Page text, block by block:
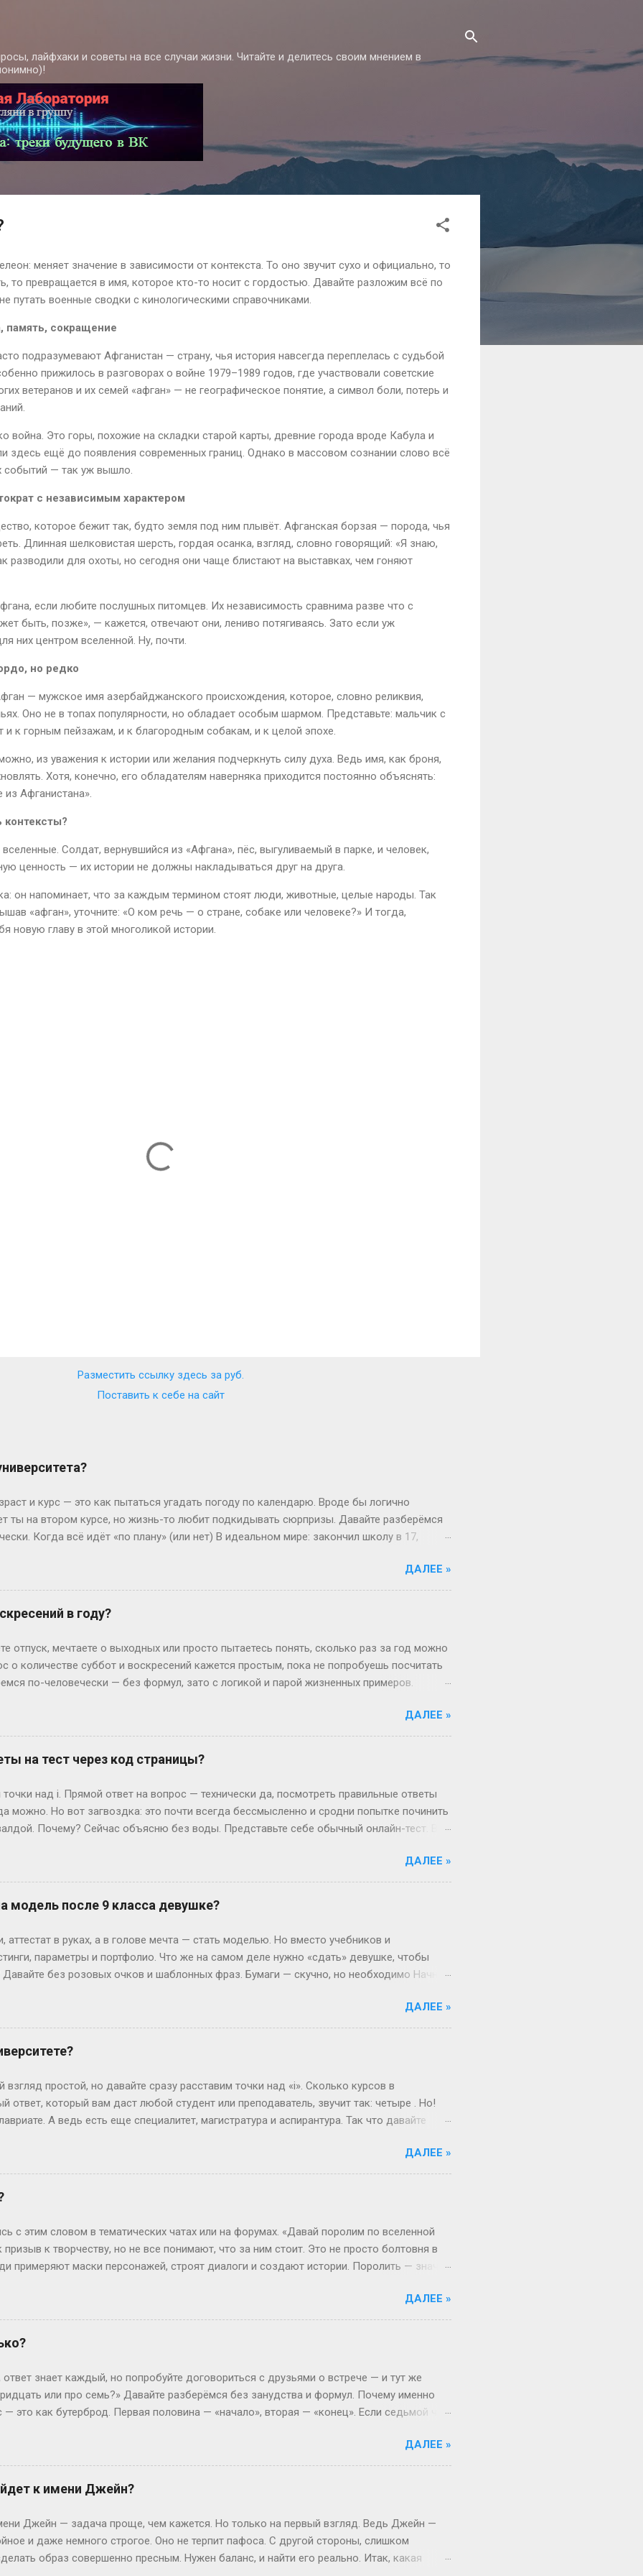
лайфхаки и советы на все случаи жизни. Читайте и делитесь своим мнением в
меняет значение в зависимости от контекста. То оно звучит сухо и официально, то
то превращается в имя, которое кто-то носит с гордостью. Давайте разложим всё по
путать военные сводки с кинологическими справочниками.
память, сокращение
подразумевают Афганистан — страну, чья история навсегда переплелась с судьбой
прижилось в разговорах о войне 1979–1989 годов, где участвовали советские
ветеранов и их семей «афган» — не географическое понятие, а символ боли, потерь и
война. Это горы, похожие на складки старой карты, древние города вроде Кабула и
здесь ещё до появления современных границ. Однако в массовом сознании слово всё
событий — так уж вышло.
с независимым характером
которое бежит так, будто земля под ним плывёт. Афганская борзая — порода, чья
Длинная шелковистая шерсть, гордая осанка, взгляд, словно говорящий: «Я знаю,
разводили для охоты, но сегодня они чаще блистают на выставках, чем гоняют
если любите послушных питомцев. Их независимость сравнима разве что с
быть, позже», — кажется, отвечают они, лениво потягиваясь. Зато если уж
них центром вселенной. Ну, почти.
но редко
— мужское имя азербайджанского происхождения, которое, словно реликвия,
Оно не в топах популярности, но обладает особым шармом. Представьте: мальчик с
и к горным пейзажам, и к благородным собакам, и к целой эпохе.
из уважения к истории или желания подчеркнуть силу духа. Ведь имя, как броня,
Хотя, конечно, его обладателям наверняка приходится постоянно объяснять:
Афганистана».
контексты?
Солдат, вернувшийся из «Афгана», пёс, выгуливаемый в парке, и человек,
ценность — их истории не должны накладываться друг на друга.
он напоминает, что за каждым термином стоят люди, животные, целые народы. Так
«афган», уточните: «О ком речь — о стране, собаке или человеке?» И тогда,
новую главу в этой многоликой истории.
Разместить ссылку здесь за руб.
Поставить к себе на сайт
и курс — это как пытаться угадать погоду по календарю. Вроде бы логично
ты на втором курсе, но жизнь-то любит подкидывать сюрпризы. Давайте разберёмся
Когда всё идёт «по плану» (или нет) В идеальном мире: закончил школу в 17,
отучился год, ушёл в армию, вернулся — и теперь он первокурсник в 19, а
Или Мария из Испании: взяла gap year, работала в хостеле на Бали, а теперь
пока её ровесники пишут курсовые. Кстати, в Германии вообще 13 классов в
обидно: тебе 19, а ты только получил школьный аттестат. Зато в Японии некоторые уже
Иван с первого к...
ДАЛЕЕ »
в году?
отпуск, мечтаете о выходных или просто пытаетесь понять, сколько раз за год можно
о количестве суббот и воскресений кажется простым, пока не попробуешь посчитать
по-человечески — без формул, зато с логикой и парой жизненных примеров.
воскресений выходит по 52 штуки. Но тут же мозг вопрошает: «А куда делся тот самый
он прицепляется к следующему году, сдвигая старт. Например, если 1 января —
год начнется со вторника. Вот и вся магия. А если год високосный? Тут уже веселее
52 недели и 2 дня «сверху». Теперь вопрос: могут ли эти два дня оказаться
везёт нечасто...
ДАЛЕЕ »
на тест через код страницы?
над i. Прямой ответ на вопрос — технически да, посмотреть правильные ответы
можно. Но вот загвоздка: это почти всегда бессмысленно и сродни попытке починить
Почему? Сейчас объясню без воды. Представьте себе обычный онлайн-тест. Вы
данные — ваши ответы и, гипотетически, правильные варианты. Однако, и это
сайты редко хранят что-то ценное прямо в HTML, который вы видите, открыв
ответы? Вот и нет их там! Во всяком случае, в том виде, в каком хотелось бы.
сайтов, ответы можно было случайно напасть в HTML-коде. Сегодня всё иначе.
динамически, после нажатия кнопки. Представьте, что страница — это просто пустая
(ваши вопросы и ...
ДАЛЕЕ »
модель после 9 класса девушке?
аттестат в руках, а в голове мечта — стать моделью. Но вместо учебников и
параметры и портфолио. Что же на самом деле нужно «сдать» девушке, чтобы
Давайте без розовых очков и шаблонных фраз. Бумаги — скучно, но необходимо Начнём
паспорт (или свидетельство о рождении), справка от врача, что здоровье
И да, если тебе нет 18, подпись родителей — как билет в этот мир. Но это всё
испытания — впереди. Рост, вес и другие цифры: где правда, а где мифы? «Ты должна
— эту фразу слышат все. Но давай честно: индустрия меняется. Да, для
60 кг и при этом выг...
ДАЛЕЕ »
простой, но давайте сразу расставим точки над «i». Сколько курсов в
ответ, который вам даст любой студент или преподаватель, звучит так: четыре . Но!
А ведь есть еще специалитет, магистратура и аспирантура. Так что давайте
бакалавриат Представьте себе обычного парня, который поступил после школы.
науки? Четыре года. Это четыре курса: первый – самый веселый и страшный,
– экватор, и четвертый – финишная прямая с дипломом. Вот так работает
образования в России. Четыре года пролетают как один миг, поверьте! А если
сотрудники спецслужб. Для них существуе...
ДАЛЕЕ »
с этим словом в тематических чатах или на форумах. «Давай поролим по вселенной
к творчеству, но не все понимают, что за ним стоит. Это не просто болтовня в
примеряют маски персонажей, строят диалоги и создают истории. Поролить — значит
— производное от «ролевить», которое, в свою очередь, выросло из субкультуры
игры ассоциировались с настолками или живыми действиями в лесу, то теперь
пространство. «По-» здесь — как приставка действия: не просто играть, а активно
навыков. Казалось бы, парадокс: чтобы «ничего не делать» (с точки зрения
имп...
ДАЛЕЕ »
знает каждый, но попробуйте договориться с друзьями о встрече — и тут же
или про семь?» Давайте разберёмся без занудства и формул. Почему именно
— это как бутерброд. Первая половина — «начало», вторая — «конец». Если седьмой час
поглядываете в окно — вдруг заскочат на чай пораньше? Но жизнь — не математика.
15 минут, кто-то — до 6:30. Представьте, что час — это фильм: титры (6:00) уже
— это и есть старт действия. Путаница: откуда ноги растут Знакомо: договорились
пришёл в 6:15, второй в 6:45, третий в 7:10. И все тычут пальцем в часы: «Я же не
Вася зовёт Петю на рыбалку: «Встречаемся в начале седьмого!» Вася имеет в виду
ДАЛЕЕ »
к имени Джейн?
Джейн — задача проще, чем кажется. Но только на первый взгляд. Ведь Джейн —
и даже немного строгое. Оно не терпит пафоса. С другой стороны, слишком
образ совершенно пресным. Нужен баланс, и найти его реально. Итак, какая